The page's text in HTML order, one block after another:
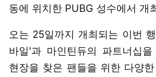
동에 위치한 PUBG 성수에서 개
오는 25일까지 개최되는 이번
바일'과 마인틴듀의 파트너십
현장을 찾은 팬들을 위한 다양